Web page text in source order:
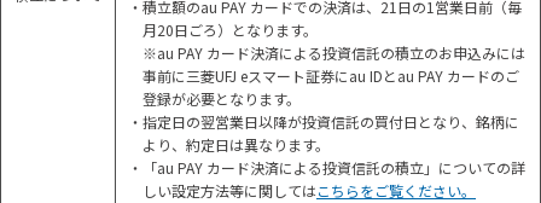
・積立額のau PAY カードでの決済は、21日の1営業日前（毎
月20日ごろ）となります。
※au PAY カード決済による投資信託の積立のお申込みには
事前に三菱UFJ eスマート証券にau IDとau PAY カードのご
登録が必要となります。
・指定日の翌営業日以降が投資信託の買付日となり、銘柄に
より、約定日は異なります。
・「au PAY カード決済による投資信託の積立」についての詳
しい設定方法等に関してはこちらをご覧ください。